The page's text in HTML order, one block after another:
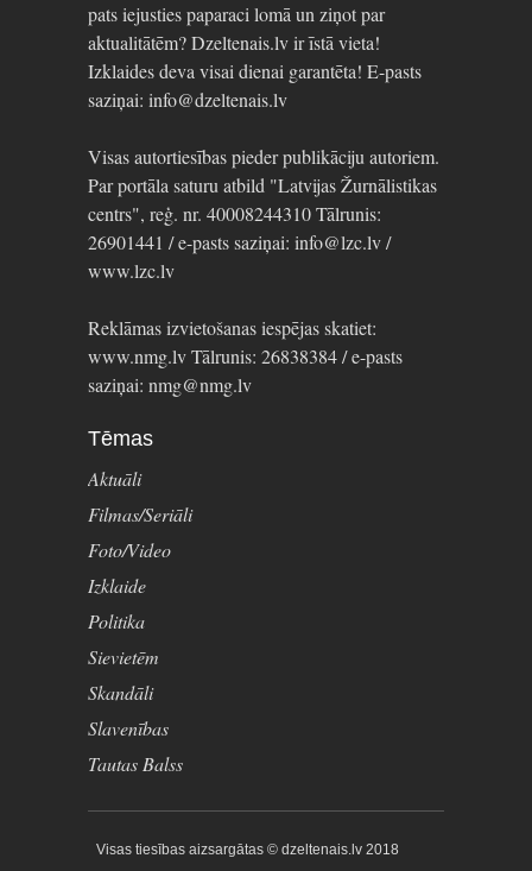
pats iejusties paparaci lomā un ziņot par
aktualitātēm? Dzeltenais.lv ir īstā vieta!
Izklaides deva visai dienai garantēta! E-pasts
saziņai: info@dzeltenais.lv
Visas autortiesības pieder publikāciju autoriem.
Par portāla saturu atbild "Latvijas Žurnālistikas
centrs", reģ. nr. 40008244310 Tālrunis:
26901441 / e-pasts saziņai: info@lzc.lv /
www.lzc.lv
Reklāmas izvietošanas iespējas skatiet:
www.nmg.lv Tālrunis: 26838384 / e-pasts
saziņai: nmg@nmg.lv
Tēmas
Aktuāli
Filmas/Seriāli
Foto/Video
Izklaide
Politika
Sievietēm
Skandāli
Slavenības
Tautas Balss
Visas tiesības aizsargātas © dzeltenais.lv 2018